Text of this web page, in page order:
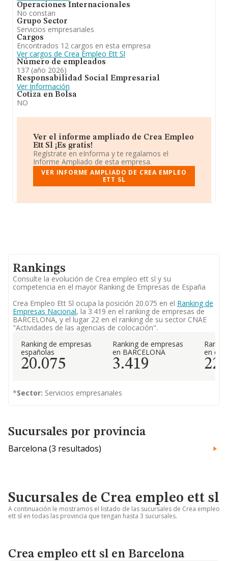
Operaciones Internacionales
No constan
Grupo Sector
Servicios empresariales
Cargos
Encontrados 12 cargos en esta empresa
Ver cargos de Crea Empleo Ett Sl
Número de empleados
137 (año 2026)
Responsabilidad Social Empresarial
Ver Información
Cotiza en Bolsa
NO
Ver el informe ampliado de Crea Empleo
Ett Sl ¡Es gratis!
Regístrate en eInforma y te regalamos el
Informe Ampliado de esta empresa.
VER INFORME AMPLIADO DE CREA EMPLEO
ETT SL
Rankings
Consulte la evolución de Crea empleo ett sl y su
competencia en el mayor Ranking de Empresas de España
Crea Empleo Ett Sl ocupa la posición 20.075 en el Ranking de
Empresas Nacional, la 3.419 en el ranking de empresas de
BARCELONA, y el lugar 22 en el ranking de su sector CNAE
"Actividades de las agencias de colocación".
Ranking de empresas
españolas
20.075
Ranking de empresas
en BARCELONA
3.419
en el
22
*Sector: Servicios empresariales
Sucursales por provincia
Barcelona (3 resultados)
Sucursales de Crea empleo ett sl
A continuación le mostramos el listado de las sucursales de Crea empleo
ett sl en todas las provincia que tengan hasta 3 sucursales.
Crea empleo ett sl en Barcelona